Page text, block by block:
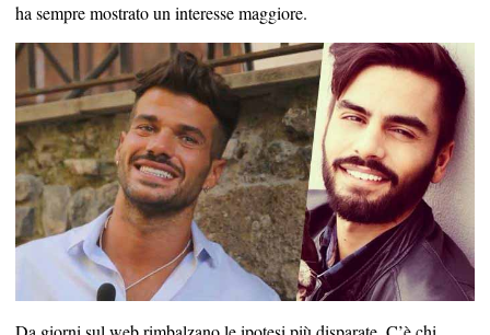
ha sempre mostrato un interesse maggiore.